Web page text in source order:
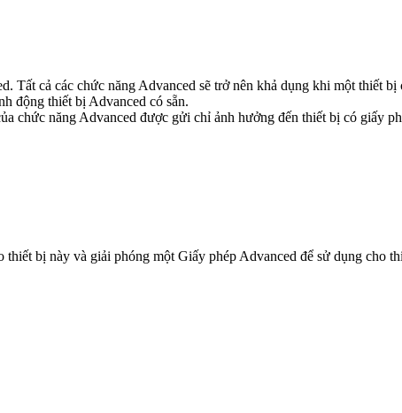
Tất cả các chức năng Advanced sẽ trở nên khả dụng khi một thiết
động thiết bị Advanced có sẵn.
chức năng Advanced được gửi chỉ ảnh hưởng đến thiết bị có giấy
bị này và giải phóng một Giấy phép Advanced để sử dụng cho